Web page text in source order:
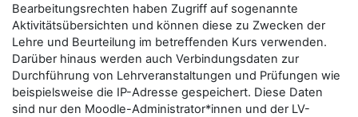
Bearbeitungsrechten haben Zugriff auf sogenannte
Aktivitätsübersichten und können diese zu Zwecken der
Lehre und Beurteilung im betreffenden Kurs verwenden.
Darüber hinaus werden auch Verbindungsdaten zur
Durchführung von Lehrveranstaltungen und Prüfungen wie
beispielsweise die IP-Adresse gespeichert. Diese Daten
sind nur den Moodle-Administrator*innen und der LV-